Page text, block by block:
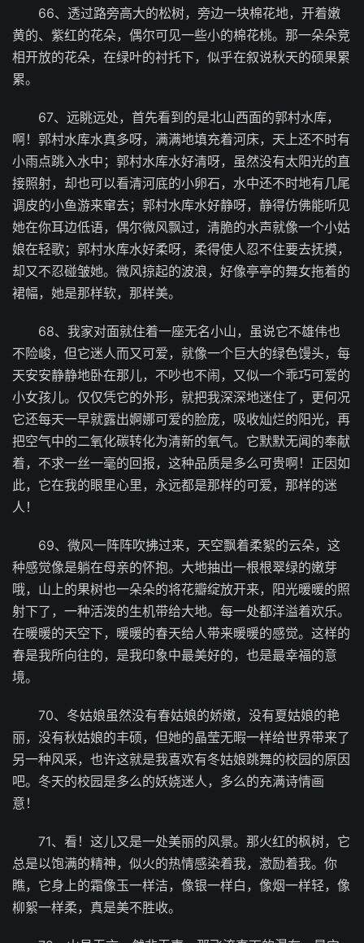
66、透过路旁高大的松树，旁边一块棉花地，开着嫩
黄的、紫红的花朵，偶尔可见一些小的棉花桃。那一朵朵竞
相开放的花朵，在绿叶的衬托下，似乎在叙说秋天的硕果累
累。
67、远眺远处，首先看到的是北山西面的郭村水库，
啊！郭村水库水真多呀，满满地填充着河床，天上还不时有
小雨点跳入水中；郭村水库水好清呀，虽然没有太阳光的直
接照射，却也可以看清河底的小卵石，水中还不时地有几尾
调皮的小鱼游来窜去；郭村水库水好静呀，静得仿佛能听见
她在你耳边低语，偶尔微风飘过，清脆的水声就像一个小姑
娘在轻歌；郭村水库水好柔呀，柔得使人忍不住要去抚摸，
却又不忍碰皱她。微风掠起的波浪，好像亭亭的舞女拖着的
裙幅，她是那样软，那样美。
68、我家对面就住着一座无名小山，虽说它不雄伟也
不险峻，但它迷人而又可爱，就像一个巨大的绿色馒头，每
天安安静静地卧在那儿，不吵也不闹，又似一个乖巧可爱的
小女孩儿。仅仅凭它的外形，就把我深深地迷住了，更何况
它还每天一早就露出婀娜可爱的脸庞，吸收灿烂的阳光，再
把空气中的二氧化碳转化为清新的氧气。它默默无闻的奉献
着，不求一丝一毫的回报，这种品质是多么可贵啊！正因如
此，它在我的眼里心里，永远都是那样的可爱，那样的迷
人！
69、微风一阵阵吹拂过来，天空飘着柔絮的云朵，这
种感觉像是躺在母亲的怀抱。大地抽出一根根翠绿的嫩芽
哦，山上的果树也一朵朵的将花瓣绽放开来，阳光暖暖的照
射下了，一种活泼的生机带给大地。每一处都洋溢着欢乐。
在暖暖的天空下，暖暖的春天给人带来暖暖的感觉。这样的
春是我所向往的，是我印象中最美好的，也是最幸福的意
境。
70、冬姑娘虽然没有春姑娘的娇嫩，没有夏姑娘的艳
丽，没有秋姑娘的丰硕，但她的晶莹无暇一样给世界带来了
另一种风采，也许这就是我喜欢有冬姑娘跳舞的校园的原因
吧。冬天的校园是多么的妖娆迷人，多么的充满诗情画
意！
71、看！这儿又是一处美丽的风景。那火红的枫树，它
总是以饱满的精神，似火的热情感染着我，激励着我。你
瞧，它身上的霜像玉一样洁，像银一样白，像烟一样轻，像
柳絮一样柔，真是美不胜收。